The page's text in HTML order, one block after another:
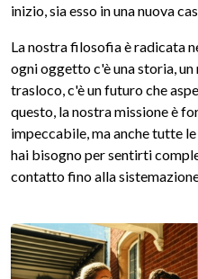
inizio, sia esso in una nuova
La nostra filosofia è radicata
ogni oggetto c'è una storia,
trasloco, c'è un futuro che
questo, la nostra missione è
impeccabile, ma anche tutte
hai bisogno per sentirti
contatto fino alla